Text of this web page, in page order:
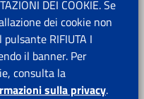
dovrà validare
della prestazione
stessa.
apposito documento,
quale sono indicate
DEI COOKIE. Se
dei cookie non
RIFIUTA I
il banner. Per
consulta la
sulla privacy.